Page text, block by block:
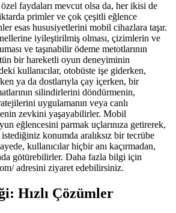
faydaları mevcut olsa da, her ikisi de
primler ve çok çeşitli eğlence
esas hususiyetlerini mobil cihazlara taşır.
iyileştirilmiş olması, çizimlerin ve
ve taşınabilir ödeme metotlarının
bir hareketli oyun deneyiminin
kullanıcılar, otobüste işe giderken,
ya da dostlarıyla çay içerken, bir
silindirlerini döndürmenin,
uygulamanın veya canlı
zevkini yaşayabilirler. Mobil
eğlencesini parmak uçlarınıza getirerek,
konumda aralıksız bir tecrübe
kullanıcılar hiçbir anı kaçırmadan,
götürebilirler. Daha fazla bilgi için
adresini ziyaret edebilirsiniz.
Hızlı Çözümler